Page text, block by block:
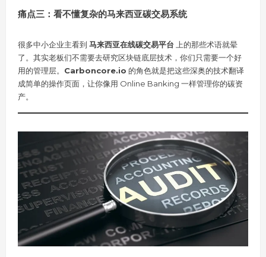
痛点三：看不懂复杂的马来西亚碳交易系统
很多中小企业主看到 马来西亚在线碳交易平台 上的那些术语就晕
了。其实老板们不需要去研究区块链底层技术，你们只需要一个好
用的管理层。 Carboncore.io 的角色就是把这些深奥的技术翻译
成简单的操作页面，让你像用 Online Banking 一样管理你的碳资
产。